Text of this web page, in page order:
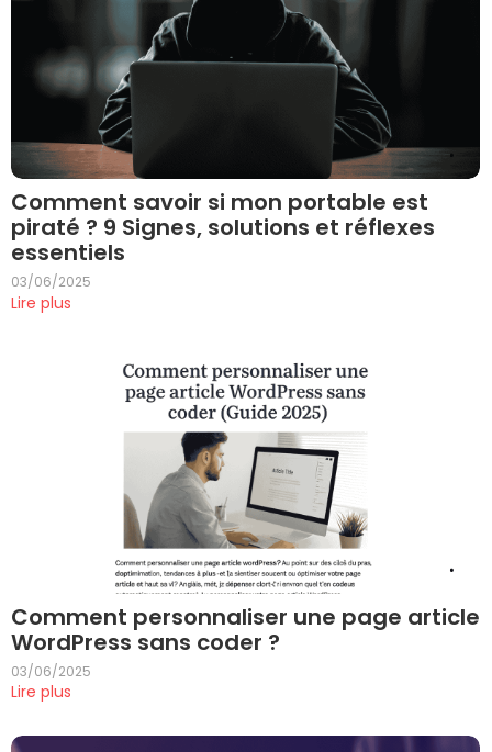
Comment savoir si mon portable est
piraté ? 9 Signes, solutions et réflexes
essentiels
03/06/2025
Lire plus
Comment personnaliser une page article
WordPress sans coder ?
03/06/2025
Lire plus